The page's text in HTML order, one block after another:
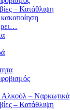
– Κατάθλιψη
Αλκοόλ – Ναρκωτικά
– Κατάθλιψη